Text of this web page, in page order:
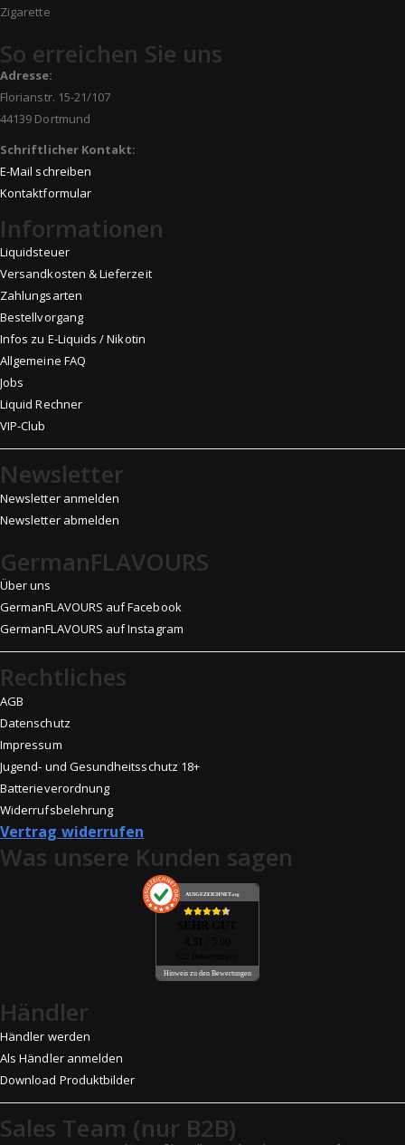
Zigarette
So erreichen Sie uns
Adresse:
Florianstr. 15-21/107
44139 Dortmund
Schriftlicher Kontakt:
E-Mail schreiben
Kontaktformular
Informationen
Liquidsteuer
Versandkosten & Lieferzeit
Zahlungsarten
Bestellvorgang
Infos zu E-Liquids / Nikotin
Allgemeine FAQ
Jobs
Liquid Rechner
VIP-Club
Newsletter
Newsletter anmelden
Newsletter abmelden
GermanFLAVOURS
Über uns
GermanFLAVOURS auf Facebook
GermanFLAVOURS auf Instagram
Rechtliches
AGB
Datenschutz
Impressum
Jugend- und Gesundheitsschutz 18+
Batterieverordnung
Widerrufsbelehrung
Vertrag widerrufen
Was unsere Kunden sagen
AUSGEZEICHNET.org
Hinweis zu den Bewertungen
Händler
Händler werden
Als Händler anmelden
Download Produktbilder
Sales Team (nur B2B)